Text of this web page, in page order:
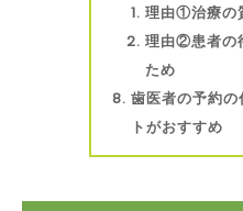
理由①治療の
理由②患者の
ため
歯医者の予約
トがおすすめ